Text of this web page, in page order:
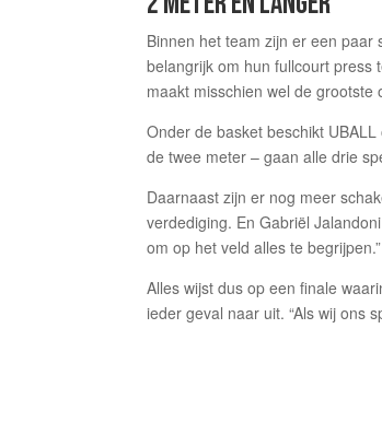
Binnen het team zijn er een paar
belangrijk om hun fullcourt press
maakt misschien wel de grootste
Onder de basket beschikt
de twee meter – gaan alle drie
Daarnaast zijn er nog meer
verdediging. En Gabriël
om op het veld alles te begrijpen.”
Alles wijst dus op een finale
ieder geval naar uit. “Als wij ons